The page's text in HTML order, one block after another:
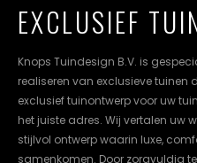
NL EN DE
EXCLUSIEF
Knops Tuindesign B.V. is
realiseren van exclusieve tuinen
exclusief tuinontwerp voor uw
het juiste adres. Wij vertalen uw
stijlvol ontwerp waarin luxe,
samenkomen. Door zorgvuldig
cookievoorkeuren
instellen.
COOKIE-
INSTELLINGEN
ALLES
AFWIJZEN